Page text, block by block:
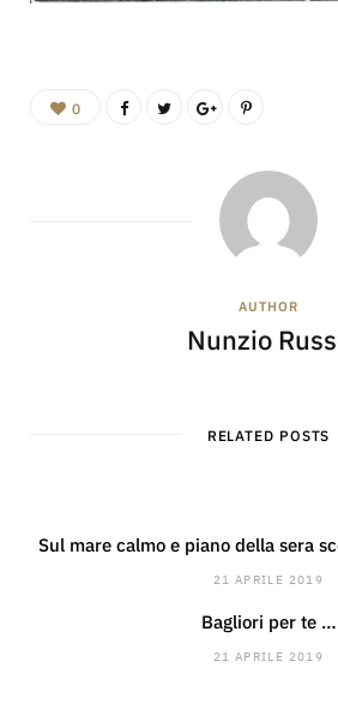
0
AUTHOR
Nunzio
RELATED POSTS
Sul mare calmo e piano della sera
21 APRILE 2019
Bagliori per te …
21 APRILE 2019